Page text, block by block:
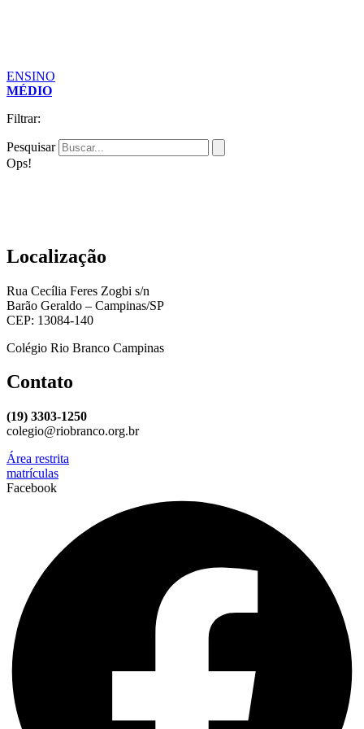
ENSINO
MÉDIO
Filtrar:
Pesquisar
Ops!
Localização
Rua Cecília Feres Zogbi s/n
Barão Geraldo – Campinas/SP
CEP: 13084-140
Colégio Rio Branco Campinas
Contato
(19) 3303-1250
colegio@riobranco.org.br
Área restrita
matrículas
Facebook